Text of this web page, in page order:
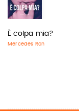
È colpa mia?
Mercedes Ron